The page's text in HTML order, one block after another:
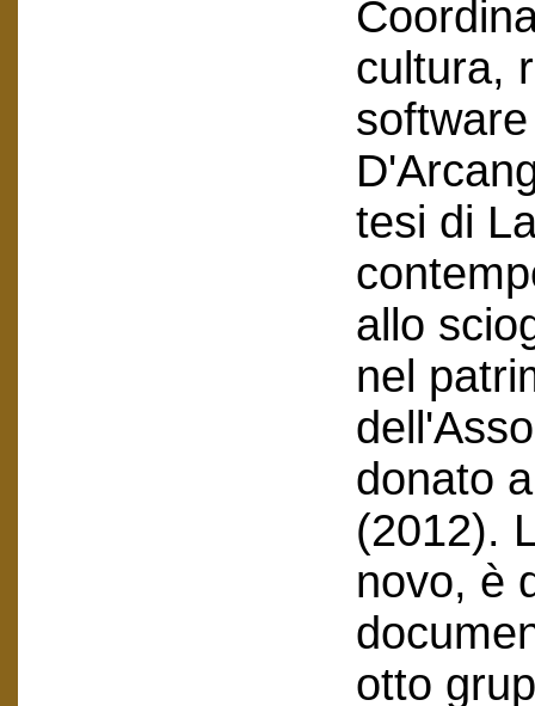
cultura,
tesi di
allo
nel
donato
(2012).
novo, è
otto